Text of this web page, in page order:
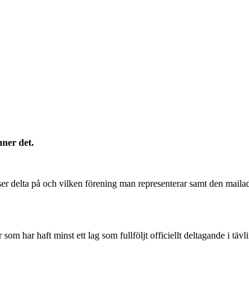
det.
delta på och vilken förening man representerar samt den
har haft minst ett lag som fullföljt officiellt deltagande i